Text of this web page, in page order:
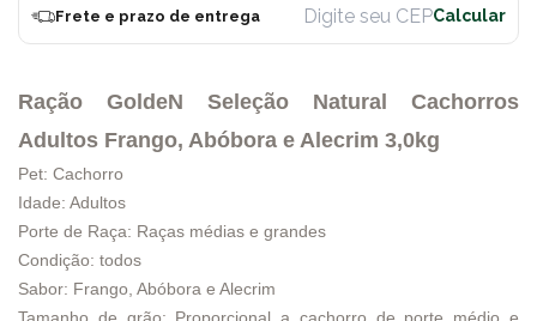
Frete e prazo de entrega
Ração GoldeN Seleção Natural Cachorros
Adultos Frango, Abóbora e Alecrim 3,0kg
Pet: Cachorro
Idade: Adultos
Porte de Raça: Raças médias e grandes
Condição: todos
Sabor: Frango, Abóbora e Alecrim